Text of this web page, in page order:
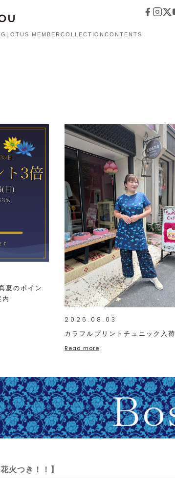
LOTUS MEMBER COLLECTIONCONTENTS
夏のポイン
2026.08.03
カラフルプリントチュニック入荷
Read more
火つき！！】